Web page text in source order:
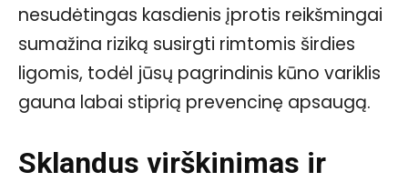
nesudėtingas kasdienis įprotis reikšmingai
sumažina riziką susirgti rimtomis širdies
ligomis, todėl jūsų pagrindinis kūno variklis
gauna labai stiprią prevencinę apsaugą.
Sklandus virškinimas ir